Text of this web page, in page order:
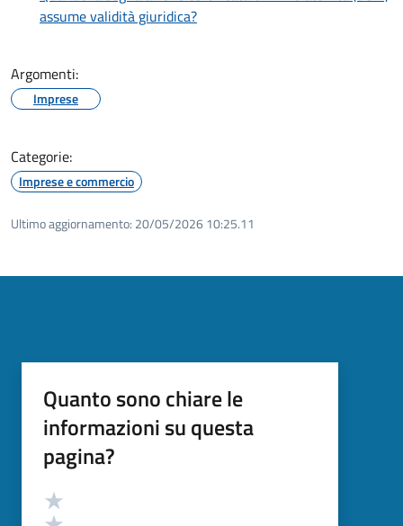
assume validità giuridica?
Argomenti:
Imprese
Categorie:
Imprese e commercio
Ultimo aggiornamento: 20/05/2026 10:25.11
Quanto sono chiare le
informazioni su questa
pagina?
Valutazione